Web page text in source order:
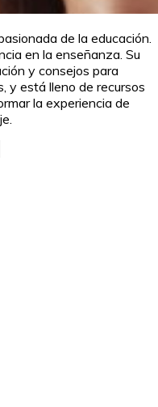
de la educación.
en la enseñanza. Su
y consejos para
y está lleno de recursos
la experiencia de